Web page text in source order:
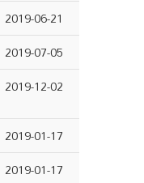
2019-06-21
2019-07-05
2019-12-02
2019-01-17
2019-01-17